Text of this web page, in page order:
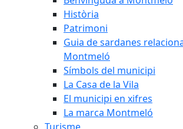
Història
Patrimoni
Guia de sardanes
Montmeló
Símbols del municipi
La Casa de la Vila
El municipi en xifres
La marca Montmeló